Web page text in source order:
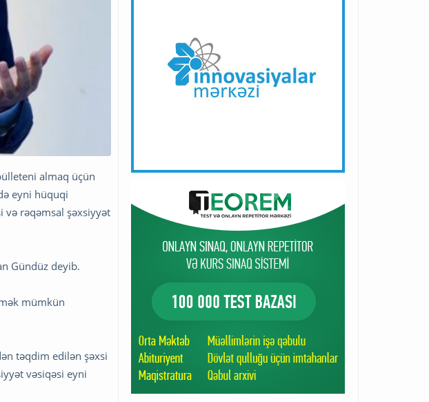
almaq üçün
eyni hüquqi
və rəqəmsal şəxsiyyət
Gündüz deyib.
mümkün
təqdim edilən şəxsi
vəsiqəsi eyni